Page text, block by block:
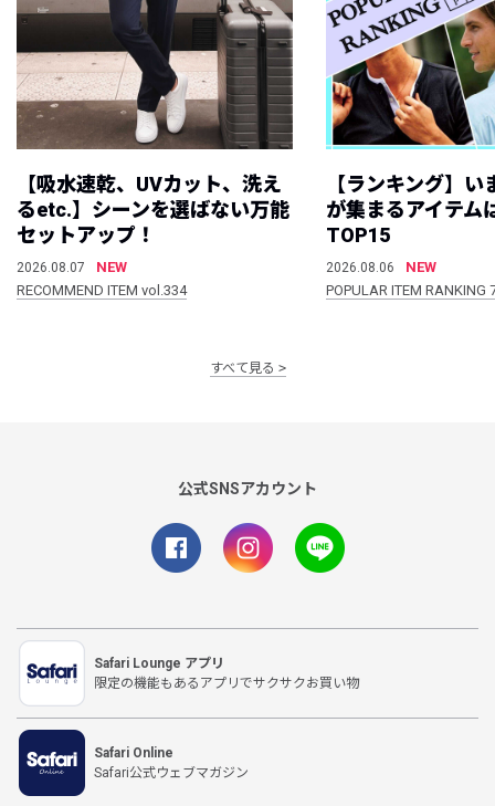
【吸水速乾、UVカット、洗え
るetc.】シーンを選ばない万能
セットアップ！
2026.08.07
NEW
RECOMMEND ITEM vol.334
【ランキング】
が集まるアイテム
TOP15
2026.08.06
NEW
POPULAR ITEM
すべて見る
公式SNSアカウント
Safari Lounge アプリ
限定の機能もあるアプリでサクサクお買い物
Safari Online
Safari公式ウェブマガジン